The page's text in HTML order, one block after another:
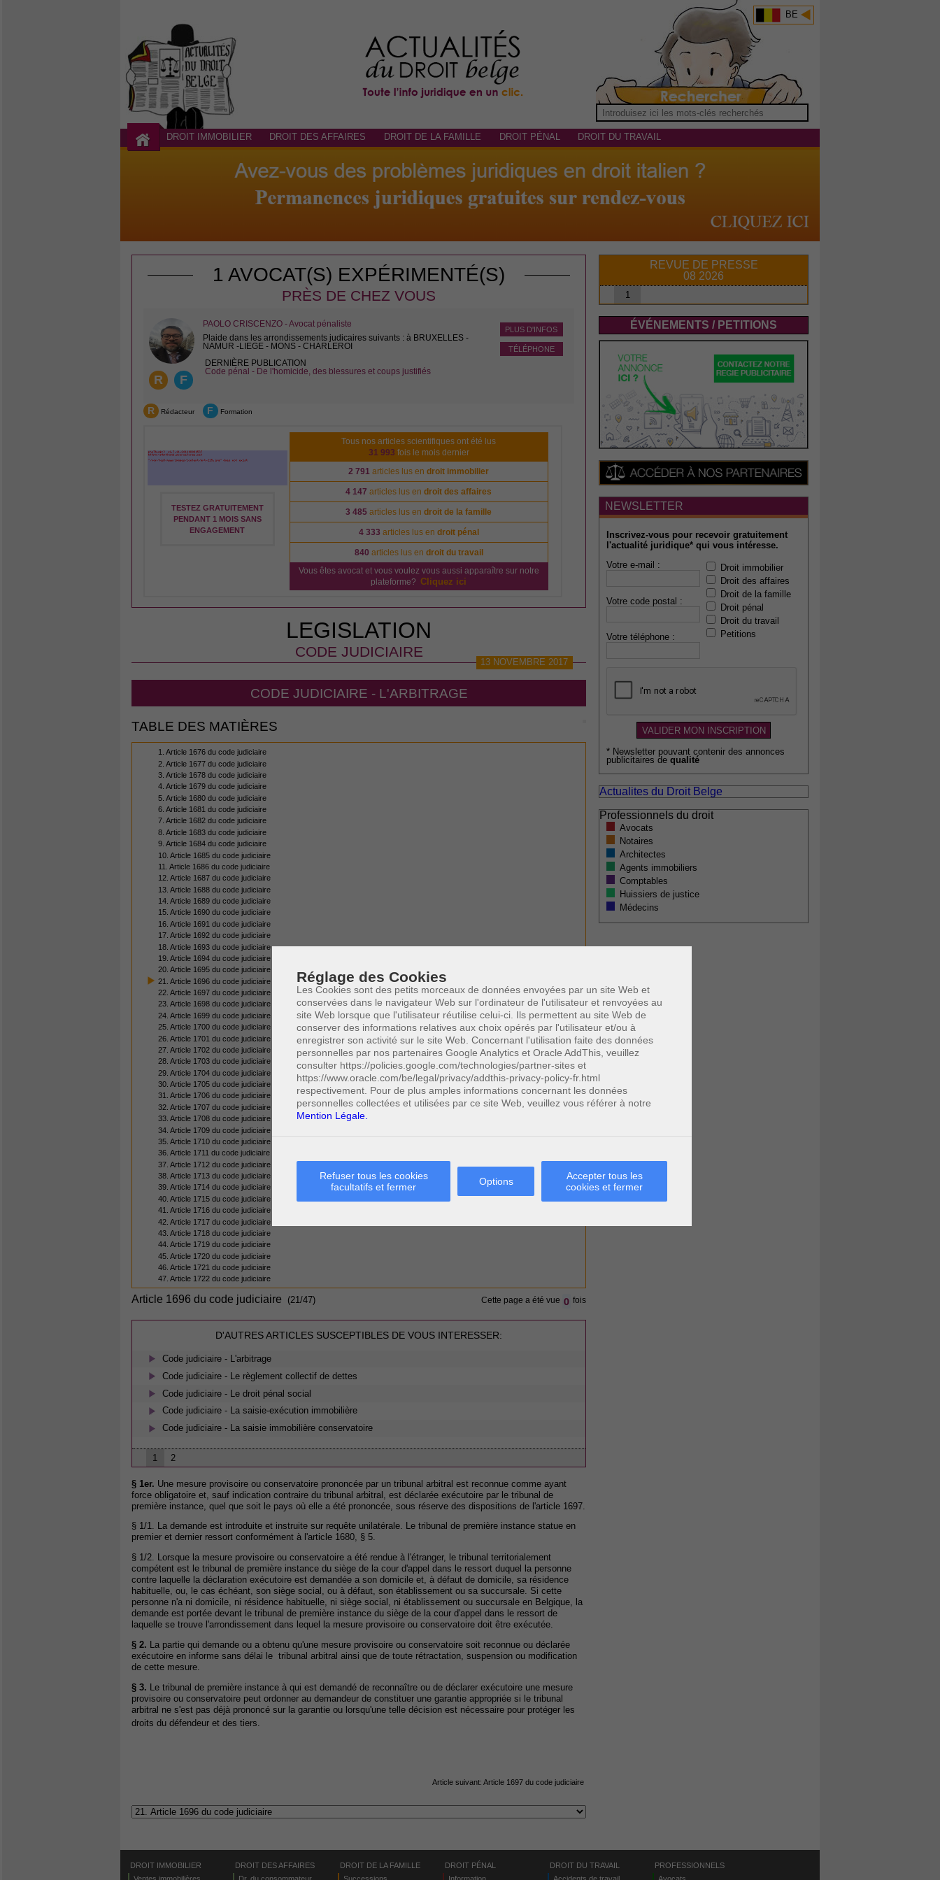
Réglage des Cookies
Les Cookies sont des petits morceaux de données envoyées par un site Web et
conservées dans le navigateur Web sur l'ordinateur de l'utilisateur et renvoyées au
site Web lorsque que l'utilisateur réutilise celui-ci. Ils permettent au site Web de
conserver des informations relatives aux choix opérés par l'utilisateur et/ou à
enregistrer son activité sur le site Web. Concernant l'utilisation faite des données
personnelles par nos partenaires Google Analytics et Oracle AddThis, veuillez
consulter https://policies.google.com/technologies/partner-sites et
https://www.oracle.com/be/legal/privacy/addthis-privacy-policy-fr.html
respectivement. Pour de plus amples informations concernant les données
personnelles collectées et utilisées par ce site Web, veuillez vous référer à notre
Mention Légale.
Refuser tous les cookies
facultatifs et fermer
Options
Accepter tous les
cookies et fermer
BE
DROIT IMMOBILIER DROIT DES AFFAIRES DROIT DE LA FAMILLE DROIT PÉNAL DROIT DU TRAVAIL
1 AVOCAT(S) EXPÉRIMENTÉ(S)
PRÈS DE CHEZ VOUS
R F
PLUS D'INFOS
TÉLÉPHONE
PAOLO CRISCENZO - Avocat pénaliste
Plaide dans les arrondissements judicaires suivants : à BRUXELLES -
NAMUR -LIEGE - MONS - CHARLEROI
DERNIÈRE PUBLICATION
Code pénal - De l'homicide, des blessures et coups justifiés
R Rédacteur F Formation
TESTEZ GRATUITEMENT
PENDANT 1 MOIS SANS
ENGAGEMENT
Tous nos articles scientifiques ont été lus
31 993 fois le mois dernier
2 791 articles lus endroit immobilier
4 147 articles lus endroit des affaires
3 485 articles lus endroit de la famille
4 333 articles lus en droit pénal
840 articles lus en droit du travail
Vous êtes avocat et vous voulez vous aussi apparaître sur notre
plateforme? Cliquez ici
LEGISLATION
CODE JUDICIAIRE
13 NOVEMBRE 2017
CODE JUDICIAIRE - L'ARBITRAGE
TABLE DES MATIÈRES
1. Article 1676 du code judiciaire
2. Article 1677 du code judiciaire
3. Article 1678 du code judiciaire
4. Article 1679 du code judiciaire
5. Article 1680 du code judiciaire
6. Article 1681 du code judiciaire
7. Article 1682 du code judiciaire
8. Article 1683 du code judiciaire
9. Article 1684 du code judiciaire
10. Article 1685 du code judiciaire
11. Article 1686 du code judiciaire
12. Article 1687 du code judiciaire
13. Article 1688 du code judiciaire
14. Article 1689 du code judiciaire
15. Article 1690 du code judiciaire
16. Article 1691 du code judiciaire
17. Article 1692 du code judiciaire
18. Article 1693 du code judiciaire
19. Article 1694 du code judiciaire
20. Article 1695 du code judiciaire
21. Article 1696 du code judiciaire
22. Article 1697 du code judiciaire
23. Article 1698 du code judiciaire
24. Article 1699 du code judiciaire
25. Article 1700 du code judiciaire
26. Article 1701 du code judiciaire
27. Article 1702 du code judiciaire
28. Article 1703 du code judiciaire
29. Article 1704 du code judiciaire
30. Article 1705 du code judiciaire
31. Article 1706 du code judiciaire
32. Article 1707 du code judiciaire
33. Article 1708 du code judiciaire
34. Article 1709 du code judiciaire
35. Article 1710 du code judiciaire
36. Article 1711 du code judiciaire
37. Article 1712 du code judiciaire
38. Article 1713 du code judiciaire
39. Article 1714 du code judiciaire
40. Article 1715 du code judiciaire
41. Article 1716 du code judiciaire
42. Article 1717 du code judiciaire
43. Article 1718 du code judiciaire
44. Article 1719 du code judiciaire
45. Article 1720 du code judiciaire
46. Article 1721 du code judiciaire
47. Article 1722 du code judiciaire
Article 1696 du code judiciaire (21/47) Cette page a été vue 0 fois
D'AUTRES ARTICLES SUSCEPTIBLES DE VOUS INTERESSER:
Code judiciaire - L'arbitrage
Code judiciaire - Le règlement collectif de dettes
Code judiciaire - Le droit pénal social
Code judiciaire - La saisie-exécution immobilière
Code judiciaire - La saisie immobilière conservatoire
1 2
§ 1er. Une mesure provisoire ou conservatoire prononcée par un tribunal arbitral est reconnue comme ayant
force obligatoire et, sauf indication contraire du tribunal arbitral, est déclarée exécutoire par le tribunal de
première instance, quel que soit le pays où elle a été prononcée, sous réserve des dispositions de l'article 1697.
§ 1/1. La demande est introduite et instruite sur requête unilatérale. Le tribunal de première instance statue en
premier et dernier ressort conformément à l'article 1680, § 5.
§ 1/2. Lorsque la mesure provisoire ou conservatoire a été rendue à l'étranger, le tribunal territorialement
compétent est le tribunal de première instance du siège de la cour d'appel dans le ressort duquel la personne
contre laquelle la déclaration exécutoire est demandée a son domicile et, à défaut de domicile, sa résidence
habituelle, ou, le cas échéant, son siège social, ou à défaut, son établissement ou sa succursale. Si cette
personne n'a ni domicile, ni résidence habituelle, ni siège social, ni établissement ou succursale en Belgique, la
demande est portée devant le tribunal de première instance du siège de la cour d'appel dans le ressort de
laquelle se trouve l'arrondissement dans lequel la mesure provisoire ou conservatoire doit être exécutée.
§ 2. La partie qui demande ou a obtenu qu'une mesure provisoire ou conservatoire soit reconnue ou déclarée
exécutoire en informe sans délai le tribunal arbitral ainsi que de toute rétractation, suspension ou modification
de cette mesure.
§ 3. Le tribunal de première instance à qui est demandé de reconnaître ou de déclarer exécutoire une mesure
provisoire ou conservatoire peut ordonner au demandeur de constituer une garantie appropriée si le tribunal
arbitral ne s'est pas déjà prononcé sur la garantie ou lorsqu'une telle décision est nécessaire pour protéger les
droits du défendeur et des tiers.
Article suivant: Article 1697 du code judiciaire
REVUE DE PRESSE
08 2026
1
ÉVÉNEMENTS / PETITIONS
NEWSLETTER
Inscrivez-vous pour recevoir gratuitement
l'actualité juridique* qui vous intéresse.
Votre e-mail :
Votre code postal :
Votre téléphone :
Droit immobilier
Droit des affaires
Droit de la famille
Droit pénal
Droit du travail
Petitions
* Newsletter pouvant contenir des annonces
publicitaires de qualité
Actualites du Droit Belge
Professionnels du droit
Avocats
Notaires
Architectes
Agents immobiliers
Comptables
Huissiers de justice
Médecins
DROIT IMMOBILIER
DROIT DES AFFAIRES
DROIT DE LA FAMILLE
DROIT PÉNAL
DROIT DU TRAVAIL
PROFESSIONNELS